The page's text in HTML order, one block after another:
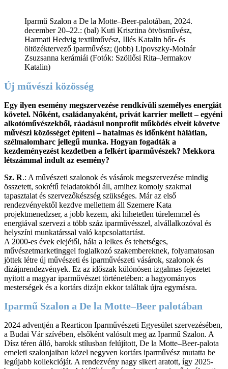
Iparmű Szalon a De la Motte–Beer-palotában, 2024.
december 20–22.: (bal) Kuti Krisztina ötvösművész,
Harmati Hedvig textilművész, Illés Katalin bőr- és
öltözéktervező iparművész; (jobb) Lipovszky-Molnár
Zsuzsanna kerámiái (Fotók: Szöllősi Rita–Jermakov
Katalin)
Új művészi közösség
Egy ilyen esemény megszervezése rendkívüli személyes energiát
követel. Nőként, családanyaként, privát karrier mellett – egyéni
alkotóművészekből, ráadásul nonprofit működés elveit követve
művészi közösséget építeni – hatalmas és időnként hálátlan,
szélmalomharc jellegű munka. Hogyan fogadták a
kezdeményezést kezdetben a felkért iparművészek? Mekkora
létszámmal indult az esemény?
Sz. R.: A művészeti szalonok és vásárok megszervezése mindig
összetett, sokrétű feladatokból áll, amihez komoly szakmai
tapasztalat és szervezőkészség szükséges. Már az első
rendezvényektől kezdve mellettem áll Szemere Kata
projektmenedzser, a jobb kezem, aki hihetetlen türelemmel és
energiával szervezi a több száz iparművésszel, alvállalkozóval és
helyszíni munkatárssal való kapcsolattartást.
A 2000-es évek elejétől, hála a lelkes és tehetséges,
művészetmarketinggel foglalkozó szakembereknek, folyamatosan
jöttek létre új művészeti és iparművészeti vásárok, szalonok és
dizájnrendezvények. Ez az időszak különösen izgalmas fejezetet
nyitott a magyar iparművészet történetében: a hagyományos
mesterségek és a kortárs dizájn ekkor találtak újra egymásra.
Iparmű Szalon a De la Motte–Beer palotában
2024 adventjén a Rearticon Iparművészeti Egyesület szervezésében,
a Budai Vár szívében, elsőként valósult meg az Iparmű Szalon. A
Dísz téren álló, barokk stílusban felújított, De la Motte–Beer-palota
emeleti szalonjaiban közel negyven kortárs iparművész mutatta be
legújabb kollekcióját. A rendezvény nagy sikert aratott, így 2025-